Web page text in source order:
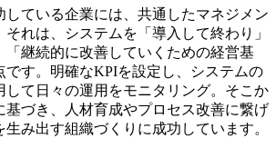
している企業には、共通したマネジメン
れは、
システムを「導入して終わり」
「継続的に改善していくための経営基
です。明確なKPIを設定し、システムの
して日々の運用をモニタリング。そこか
基づき、人材育成やプロセス改善に繋げ
み出す組織づくりに成功しています。